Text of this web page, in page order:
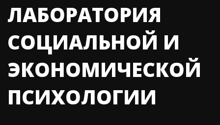
ЛАБОРАТОРИЯ
СОЦИАЛЬНОЙ И
ЭКОНОМИЧЕСКОЙ
ПСИХОЛОГИИ